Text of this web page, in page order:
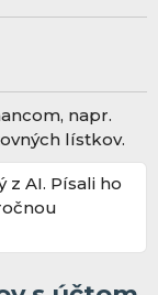
napr.
lístkov.
z AI. Písali ho